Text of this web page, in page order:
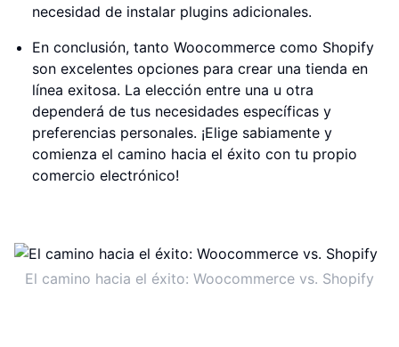
necesidad de instalar plugins adicionales.
En conclusión, tanto Woocommerce como Shopify
son excelentes opciones para crear una tienda en
línea exitosa. La elección entre una u otra
dependerá de tus necesidades específicas y
preferencias personales. ¡Elige sabiamente y
comienza el camino hacia el éxito con tu propio
comercio electrónico!
El camino hacia el éxito: Woocommerce vs. Shopify